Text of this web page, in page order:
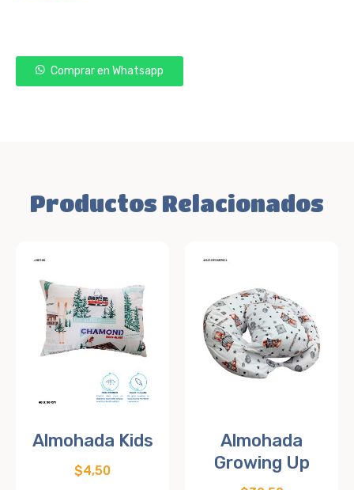
Comprar en Whatsapp
Productos Relacionados
Almohada Kids
$4,50
Almohada
Growing Up